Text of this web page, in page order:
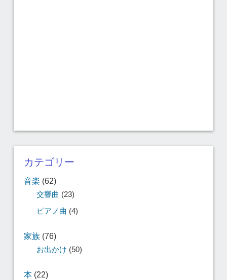
カテゴリー
音楽 (62)
交響曲 (23)
ピアノ曲 (4)
家族(76)
お出かけ (50)
本(22)